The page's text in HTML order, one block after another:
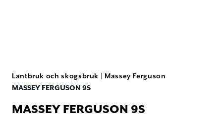
Lantbruk och skogsbruk
Massey Ferguson
MASSEY FERGUSON 9S
MASSEY FERGUSON 9S